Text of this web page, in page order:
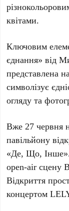
квітами.
Ключовим
єднання» від
представлена
символізує
огляду та
Вже27 червня
павільйону
«Де, Що, Інше»
open-air сцену
Відкриття
концертом